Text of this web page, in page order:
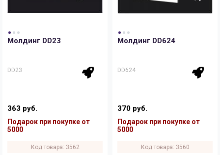
Молдинг DD23
DD23
363 руб.
Подарок при покупке от
5000
Код товара: 3562
Молдинг DD624
DD624
370 руб.
Подарок при покупке от
5000
Код товара: 3560